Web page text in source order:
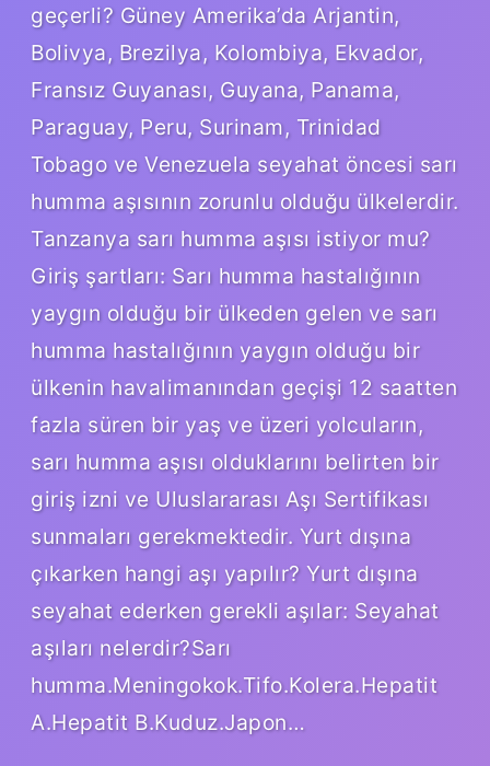
geçerli? Güney Amerika’da Arjantin,
Bolivya, Brezilya, Kolombiya, Ekvador,
Fransız Guyanası, Guyana, Panama,
Paraguay, Peru, Surinam, Trinidad
Tobago ve Venezuela seyahat öncesi sarı
humma aşısının zorunlu olduğu ülkelerdir.
Tanzanya sarı humma aşısı istiyor mu?
Giriş şartları: Sarı humma hastalığının
yaygın olduğu bir ülkeden gelen ve sarı
humma hastalığının yaygın olduğu bir
ülkenin havalimanından geçişi 12 saatten
fazla süren bir yaş ve üzeri yolcuların,
sarı humma aşısı olduklarını belirten bir
giriş izni ve Uluslararası Aşı Sertifikası
sunmaları gerekmektedir. Yurt dışına
çıkarken hangi aşı yapılır? Yurt dışına
seyahat ederken gerekli aşılar: Seyahat
aşıları nelerdir?Sarı
humma.Meningokok.Tifo.Kolera.Hepatit
A.Hepatit B.Kuduz.Japon…